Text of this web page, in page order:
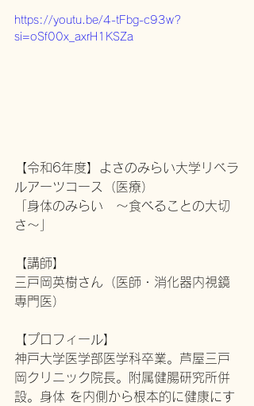
https://youtu.be/4-tFbg-c93w?
si=oSf00x_axrH1KSZa
【令和6年度】よさのみらい大学リベラ
ルアーツコース（医療）
「身体のみらい　〜食べることの大切
さ〜」
【講師】
三戸岡英樹さん（医師・消化器内視鏡
専門医）
【プロフィール】
神戸大学医学部医学科卒業。芦屋三戸
岡クリニック院長。附属健腸研究所併
設。身体 を内側から根本的に健康にす